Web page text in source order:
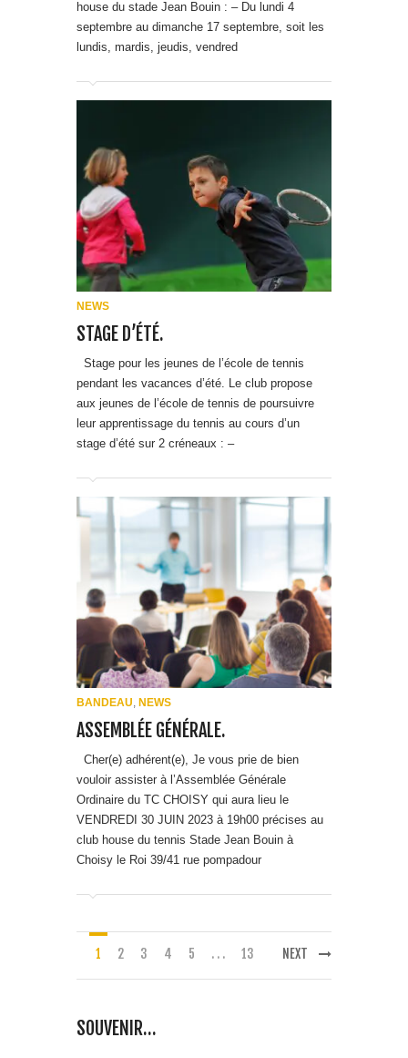
NEWS
STAGE D’ÉTÉ.
Stage pour les jeunes de l’école de tennis
pendant les vacances d’été. Le club propose
aux jeunes de l’école de tennis de poursuivre
leur apprentissage du tennis au cours d’un
stage d’été sur 2 créneaux : –
BANDEAU,NEWS
ASSEMBLÉE GÉNÉRALE.
Cher(e) adhérent(e), Je vous prie de bien
vouloir assister à l’Assemblée Générale
Ordinaire du TC CHOISY qui aura lieu le
VENDREDI 30 JUIN 2023 à 19h00 précises au
club house du tennis Stade Jean Bouin à
Choisy le Roi 39/41 rue pompadour
1 2 3 4 5 . . . 13 NEXT